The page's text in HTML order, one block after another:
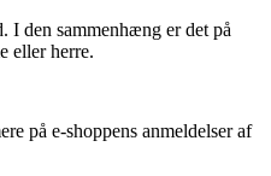
I den sammenhæng er det på
eller herre.
på e-shoppens anmeldelser af